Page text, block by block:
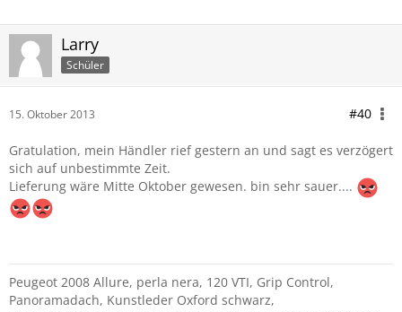
Larry
Schüler
15. Oktober 2013 #40
Gratulation, mein Händler rief gestern an und sagt es verzögert
sich auf unbestimmte Zeit.
Lieferung wäre Mitte Oktober gewesen. bin sehr sauer....
Peugeot 2008 Allure, perla nera, 120 VTI, Grip Control,
Panoramadach, Kunstleder Oxford schwarz,